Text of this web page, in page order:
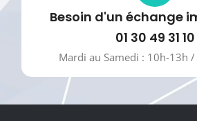
Besoin d'un échange
01 30 49 31 10
Mardi au Samedi : 10h-13h